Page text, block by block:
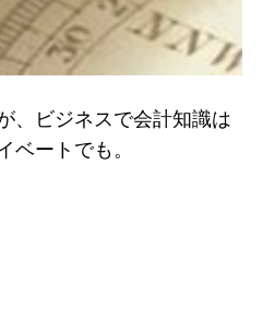
、ビジネスで会計知識は
ベートでも。